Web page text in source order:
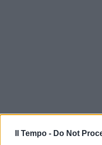
Il Tempo - Do Not